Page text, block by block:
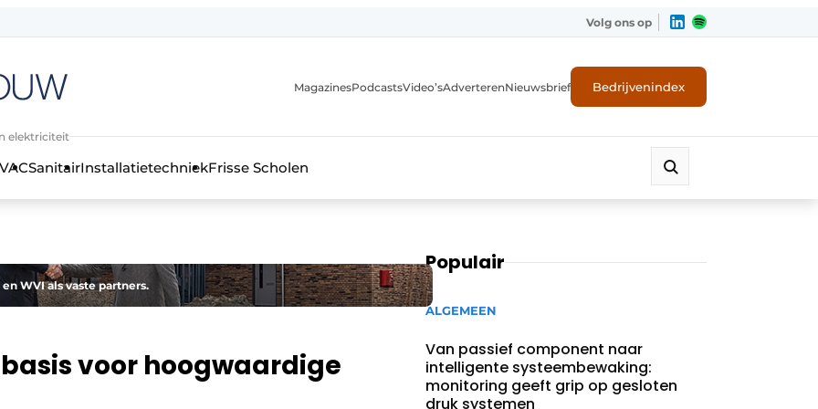
Volg ons op
elektriciteit
MagazinesPodcastsVideo’sAdverterenNieuwsbrief Bedrijvenindex
SanitairInstallatietechniekFrisse Scholen
WVI als vaste partners.
voor hoogwaardige
Populair
ALGEMEEN
Van passief component naar
intelligente systeembewaking:
monitoring geeft grip op gesloten
druk systemen